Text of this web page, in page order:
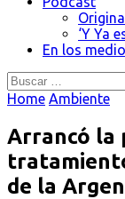
‘Y Ya
En los
Buscar:
Home Ambiente
Arrancó la
de la